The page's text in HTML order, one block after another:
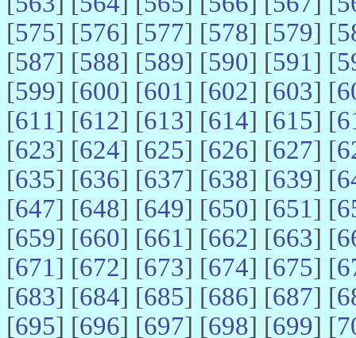
[575] [576] [577] [578] [579] [
[587] [588] [589] [590] [591] [
[599] [600] [601] [602] [603] [
[611] [612] [613] [614] [615] [
[623] [624] [625] [626] [627] [
[635] [636] [637] [638] [639] [
[647] [648] [649] [650] [651] [
[659] [660] [661] [662] [663] [
[671] [672] [673] [674] [675] [
[683] [684] [685] [686] [687] [
[695] [696] [697] [698] [699] [